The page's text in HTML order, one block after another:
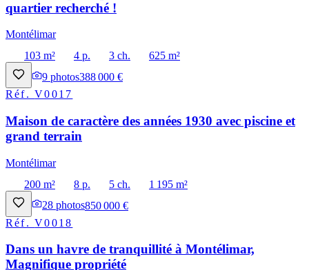
quartier recherché !
Montélimar
103 m²
4 p. 3 ch.
625 m²
9 photos388 000 €
Réf.V0017
Maison de caractère des années 1930 avec piscine et
grand terrain
Montélimar
200 m²
8 p. 5 ch.
1 195 m²
28 photos850 000 €
Réf.V0018
Dans un havre de tranquillité à Montélimar,
Magnifique propriété